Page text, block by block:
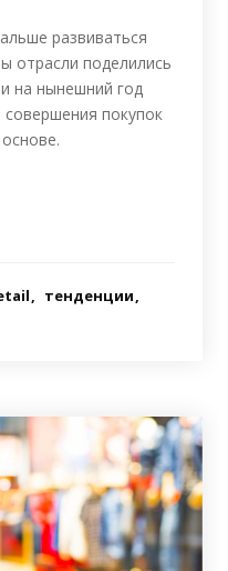
развиваться
отрасли поделились
на нынешний год
покупок
тенденции